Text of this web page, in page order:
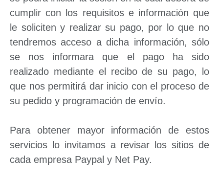
cumplir con los requisitos e información que
le soliciten y realizar su pago, por lo que no
tendremos acceso a dicha información, sólo
se nos informara que el pago ha sido
realizado mediante el recibo de su pago, lo
que nos permitirá dar inicio con el proceso de
su pedido y programación de envío.
Para obtener mayor información de estos
servicios lo invitamos a revisar los sitios de
cada empresa Paypal y Net Pay.